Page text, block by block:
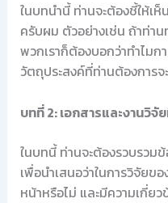
ในบทนำนี้ ท่านจะต้องชี้ให้เ
ครับผม ตัวอย่างเช่น ถ้าท่าน
พวกเราก็ต้องบอกว่าทำไม
วัตถุประสงค์ที่ท่านต้องการจ
บทที่ 2: เอกสารและงานวิจั
ในบทนี้ ท่านจะต้องรวบรวม
เพื่อนำเสนอว่าในการวิจัย
หน้าหรือไม่ และมีความเกี่ยว